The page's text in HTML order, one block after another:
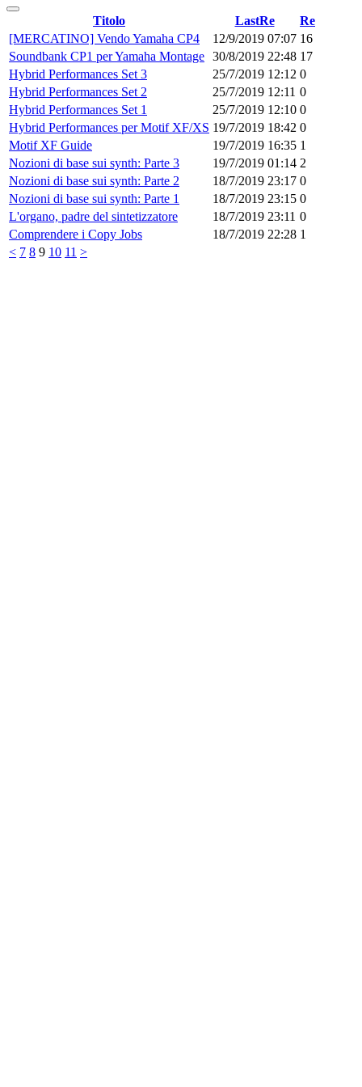
Titolo LastRe Re
< 7 8 9 10 11 >
[MERCATINO] Vendo Yamaha CP4 12/9/2019 07:07 16
Soundbank CP1 per Yamaha Montage 30/8/2019 22:48 17
Hybrid Performances Set 3
25/7/2019 12:12 0
Hybrid Performances Set 2
25/7/2019 12:11 0
Hybrid Performances Set 1
25/7/2019 12:10 0
Hybrid Performances per Motif XF/XS 19/7/2019 18:42 0
Motif XF Guide
19/7/2019 16:35 1
Nozioni di base sui synth: Parte 3
19/7/2019 01:14 2
Nozioni di base sui synth: Parte 2
18/7/2019 23:17 0
Nozioni di base sui synth: Parte 1
18/7/2019 23:15 0
L'organo, padre del sintetizzatore
18/7/2019 23:11 0
Comprendere i Copy Jobs
18/7/2019 22:28 1